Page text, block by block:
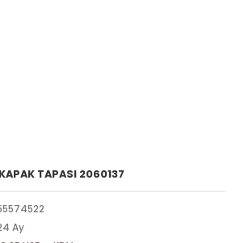
TAPASI 2060137
Ay